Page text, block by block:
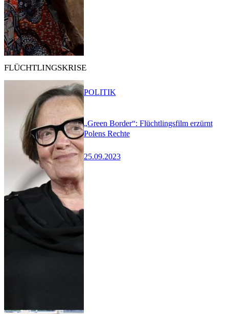
FLÜCHTLINGSKRISE
„Green Border“: Flüchtlingsfilm erzürnt
Polens Rechte
25.09.2023
POLITIK